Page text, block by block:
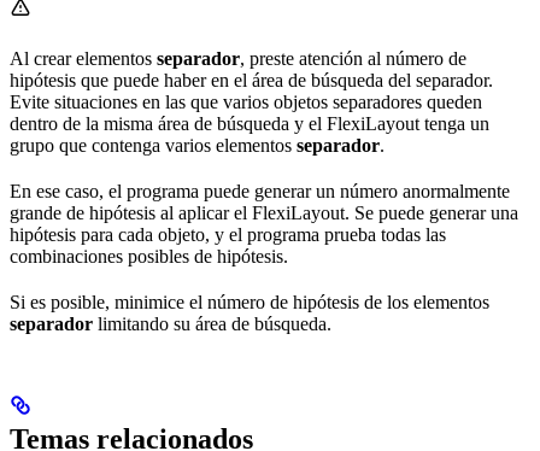
Al crear elementos separador, preste atención al número de
hipótesis que puede haber en el área de búsqueda del separador.
Evite situaciones en las que varios objetos separadores queden
dentro de la misma área de búsqueda y el FlexiLayout tenga un
grupo que contenga varios elementos separador.
En ese caso, el programa puede generar un número anormalmente
grande de hipótesis al aplicar el FlexiLayout. Se puede generar una
hipótesis para cada objeto, y el programa prueba todas las
combinaciones posibles de hipótesis.
Si es posible, minimice el número de hipótesis de los elementos
separador limitando su área de búsqueda.
Temas relacionados